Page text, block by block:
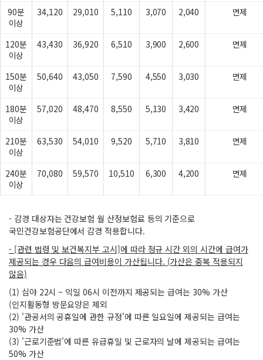
90분
이상
34,120 29,010 5,110 3,070 2,040 면제
120분
이상
43,430 36,920 6,510 3,900 2,600 면제
150분
이상
50,640 43,050 7,590 4,550 3,030 면제
180분
이상
57,020 48,470 8,550 5,130 3,420 면제
210분
이상
63,530 54,010 9,520 5,710 3,810 면제
240분
이상
70,080 59,570 10,510 6,300 4,200 면제
- 감경 대상자는 건강보험 월 산정보험료 등의 기준으로
국민건강보험공단에서 감경 적용합니다.
- [관련 법령 및 보건복지부 고시]에 따라 정규 시간 외의 시간에 급여가
제공되는 경우 다음의 급여비용이 가산됩니다. (가산은 중복 적용되지
않음)
(1) 심야 22시 ~ 익일 06시 이전까지 제공되는 급여는 30% 가산
(인지활동형 방문요양은 제외
(2) '관공서의 공휴일에 관한 규정'에 따른 일요일에 제공되는 급여는
30% 가산
(3) '근로기준법'에 따른 유급휴일 및 근로자의 날에 제공되는 급여는
50% 가산